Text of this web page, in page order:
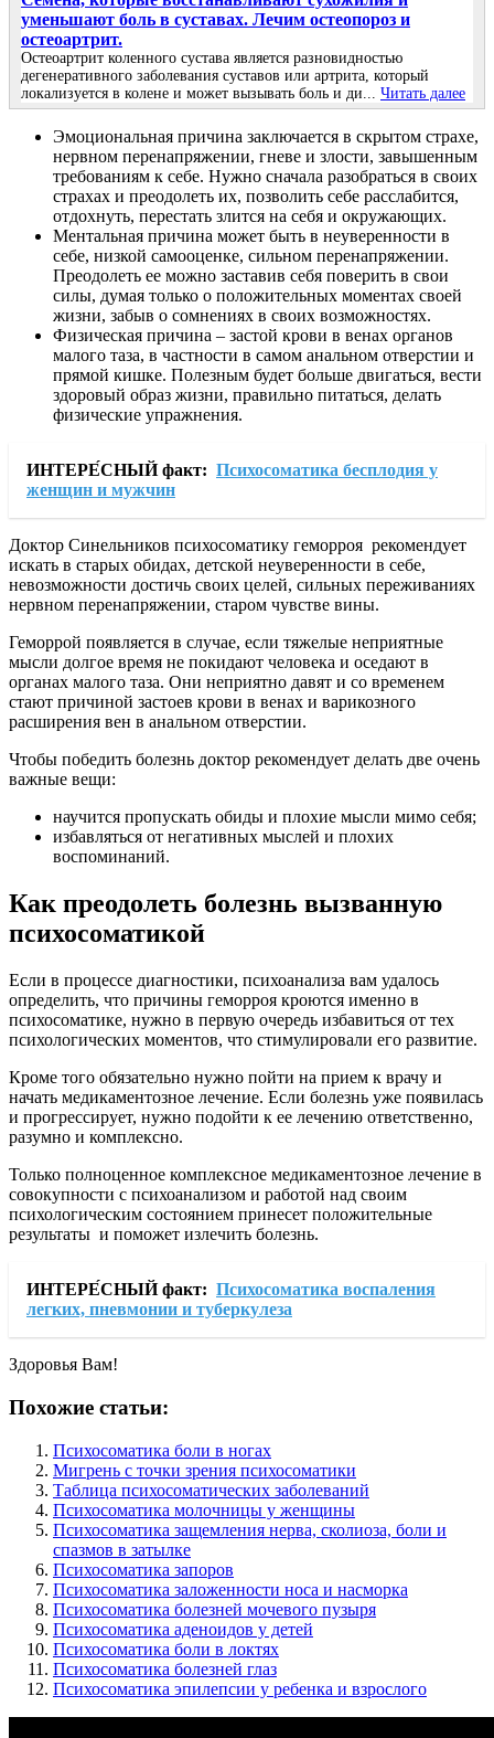
уменьшают боль в суставах. Лечим остеопороз и
остеоартрит.
Остеоартрит коленного сустава является разновидностью
дегенеративного заболевания суставов или артрита, который
локализуется в колене и может вызывать боль и ди... Читать далее
Эмоциональная причина заключается в скрытом страхе,
нервном перенапряжении, гневе и злости, завышенным
требованиям к себе. Нужно сначала разобраться в своих
страхах и преодолеть их, позволить себе расслабится,
отдохнуть, перестать злится на себя и окружающих.
Ментальная причина может быть в неуверенности в
себе, низкой самооценке, сильном перенапряжении.
Преодолеть ее можно заставив себя поверить в свои
силы, думая только о положительных моментах своей
жизни, забыв о сомнениях в своих возможностях.
Физическая причина – застой крови в венах органов
малого таза, в частности в самом анальном отверстии и
прямой кишке. Полезным будет больше двигаться, вести
здоровый образ жизни, правильно питаться, делать
физические упражнения.
ИНТЕРЕ́СНЫЙ факт: Психосоматика бесплодия у
женщин и мужчин
Доктор Синельников психосоматику геморроя рекомендует
искать в старых обидах, детской неуверенности в себе,
невозможности достичь своих целей, сильных переживаниях
нервном перенапряжении, старом чувстве вины.
Геморрой появляется в случае, если тяжелые неприятные
мысли долгое время не покидают человека и оседают в
органах малого таза. Они неприятно давят и со временем
стают причиной застоев крови в венах и варикозного
расширения вен в анальном отверстии.
Чтобы победить болезнь доктор рекомендует делать две очень
важные вещи:
научится пропускать обиды и плохие мысли мимо себя;
избавляться от негативных мыслей и плохих
воспоминаний.
Как преодолеть болезнь вызванную
психосоматикой
Если в процессе диагностики, психоанализа вам удалось
определить, что причины геморроя кроются именно в
психосоматике, нужно в первую очередь избавиться от тех
психологических моментов, что стимулировали его развитие.
Кроме того обязательно нужно пойти на прием к врачу и
начать медикаментозное лечение. Если болезнь уже появилась
и прогрессирует, нужно подойти к ее лечению ответственно,
разумно и комплексно.
Только полноценное комплексное медикаментозное лечение в
совокупности с психоанализом и работой над своим
психологическим состоянием принесет положительные
результаты и поможет излечить болезнь.
ИНТЕРЕ́СНЫЙ факт: Психосоматика воспаления
легких, пневмонии и туберкулеза
Здоровья Вам!
Похожие статьи:
Психосоматика боли в ногах
Мигрень с точки зрения психосоматики
Таблица психосоматических заболеваний
Психосоматика молочницы у женщины
Психосоматика защемления нерва, сколиоза, боли и
спазмов в затылке
Психосоматика запоров
Психосоматика заложенности носа и насморка
Психосоматика болезней мочевого пузыря
Психосоматика аденоидов у детей
Психосоматика боли в локтях
Психосоматика болезней глаз
Психосоматика эпилепсии у ребенка и взрослого